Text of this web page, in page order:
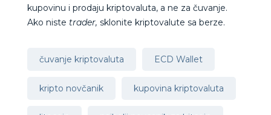
kupovinu i prodaju kriptovaluta, a ne za čuvanje.
Ako niste trader, sklonite kriptovalute sa berze.
čuvanje kriptovaluta ECD Wallet
kripto novčanik kupovina kriptovaluta